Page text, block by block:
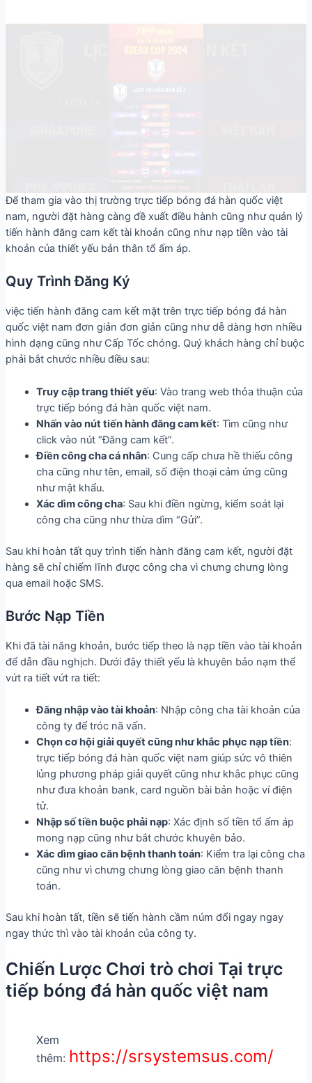
Để tham gia vào thị trường trực tiếp bóng đá hàn quốc việt
nam, người đặt hàng càng đề xuất điều hành cũng như quản lý
tiến hành đăng cam kết tài khoản cũng như nạp tiền vào tài
khoản của thiết yếu bản thân tổ ấm áp.
Quy Trình Đăng Ký
việc tiến hành đăng cam kết mặt trên trực tiếp bóng đá hàn
quốc việt nam đơn giản đơn giản cũng như dễ dàng hơn nhiều
hình dạng cũng như Cấp Tốc chóng. Quý khách hàng chỉ buộc
phải bắt chước nhiều điều sau:
Truy cập trang thiết yếu: Vào trang web thỏa thuận của
trực tiếp bóng đá hàn quốc việt nam.
Nhấn vào nút tiến hành đăng cam kết: Tìm cũng như
click vào nút “Đăng cam kết”.
Điền công cha cá nhân: Cung cấp chưa hề thiếu công
cha cũng như tên, email, số điện thoại cảm ứng cũng
như mật khẩu.
Xác dìm công cha: Sau khi điền ngừng, kiểm soát lại
công cha cũng như thừa dìm “Gửi”.
Sau khi hoàn tất quy trình tiến hành đăng cam kết, người đặt
hàng sẽ chỉ chiếm lĩnh được công cha vì chưng chưng lòng
qua email hoặc SMS.
Bước Nạp Tiền
Khi đã tài năng khoản, bước tiếp theo là nạp tiền vào tài khoản
để dẫn đầu nghịch. Dưới đây thiết yếu là khuyên bảo nạm thể
vứt ra tiết vứt ra tiết:
Đăng nhập vào tài khoản: Nhập công cha tài khoản của
công ty để tróc nã vấn.
Chọn cơ hội giải quyết cũng như khắc phục nạp tiền:
trực tiếp bóng đá hàn quốc việt nam giúp sức vô thiên
lủng phương pháp giải quyết cũng như khắc phục cũng
như đưa khoản bank, card nguồn bài bản hoặc ví điện
tử.
Nhập số tiền buộc phải nạp: Xác định số tiền tổ ấm áp
mong nạp cũng như bắt chước khuyên bảo.
Xác dìm giao căn bệnh thanh toán: Kiểm tra lại công cha
cũng như vì chưng chưng lòng giao căn bệnh thanh
toán.
Sau khi hoàn tất, tiền sẽ tiến hành cầm núm đổi ngay ngay
ngay thức thì vào tài khoản của công ty.
Chiến Lược Chơi trò chơi Tại trực
tiếp bóng đá hàn quốc việt nam
Xem
thêm: https://srsystemsus.com/